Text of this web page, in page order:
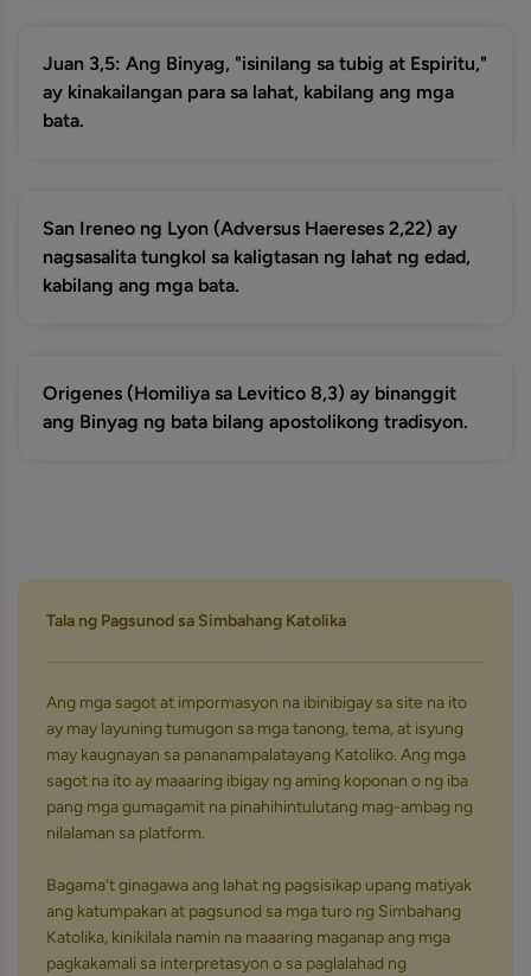
Juan 3,5: Ang Binyag, "isinilang sa tubig at Espiritu,"
ay kinakailangan para sa lahat, kabilang ang mga
bata.
San Ireneo ng Lyon (Adversus Haereses 2,22) ay
nagsasalita tungkol sa kaligtasan ng lahat ng edad,
kabilang ang mga bata.
Origenes (Homiliya sa Levitico 8,3) ay binanggit
ang Binyag ng bata bilang apostolikong tradisyon.
Tala ng Pagsunod sa Simbahang Katolika
Ang mga sagot at impormasyon na ibinibigay sa site na ito
ay may layuning tumugon sa mga tanong, tema, at isyung
may kaugnayan sa pananampalatayang Katoliko. Ang mga
sagot na ito ay maaaring ibigay ng aming koponan o ng iba
pang mga gumagamit na pinahihintulutang mag-ambag ng
nilalaman sa platform.
Bagama't ginagawa ang lahat ng pagsisikap upang matiyak
ang katumpakan at pagsunod sa mga turo ng Simbahang
Katolika, kinikilala namin na maaaring maganap ang mga
pagkakamali sa interpretasyon o sa paglalahad ng